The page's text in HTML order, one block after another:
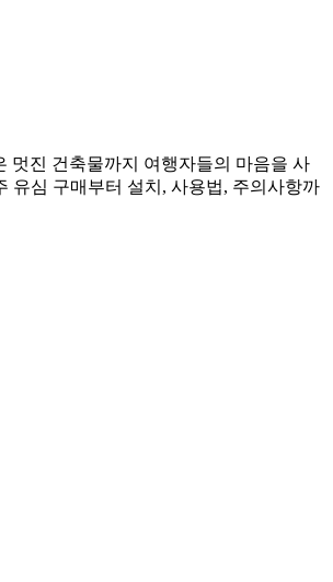
멋진 건축물까지 여행자들의 마음을 사
유심 구매부터 설치, 사용법, 주의사항까